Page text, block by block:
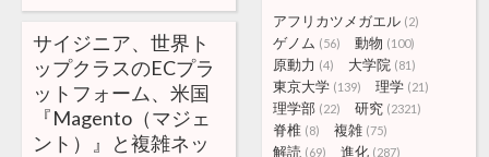
アフリカツメガエル (2)
ゲノム (56) 動物 (100)
原動力 (4) 大学院 (81)
東京大学 (139) 理学 (21)
理学部 (22) 研究 (2321)
脊椎 (8) 複雑 (75)
解読 (69) 進化 (287)
サイジニア、世界ト
ップクラスのECプラ
ットフォーム、米国
『Magento（マジェ
ント）』と複雑ネッ